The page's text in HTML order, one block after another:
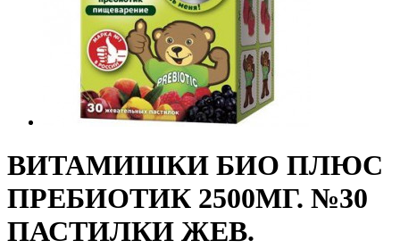
ВИТАМИШКИ БИО ПЛЮС
ПРЕБИОТИК 2500МГ. №30
ПАСТИЛКИ ЖЕВ.